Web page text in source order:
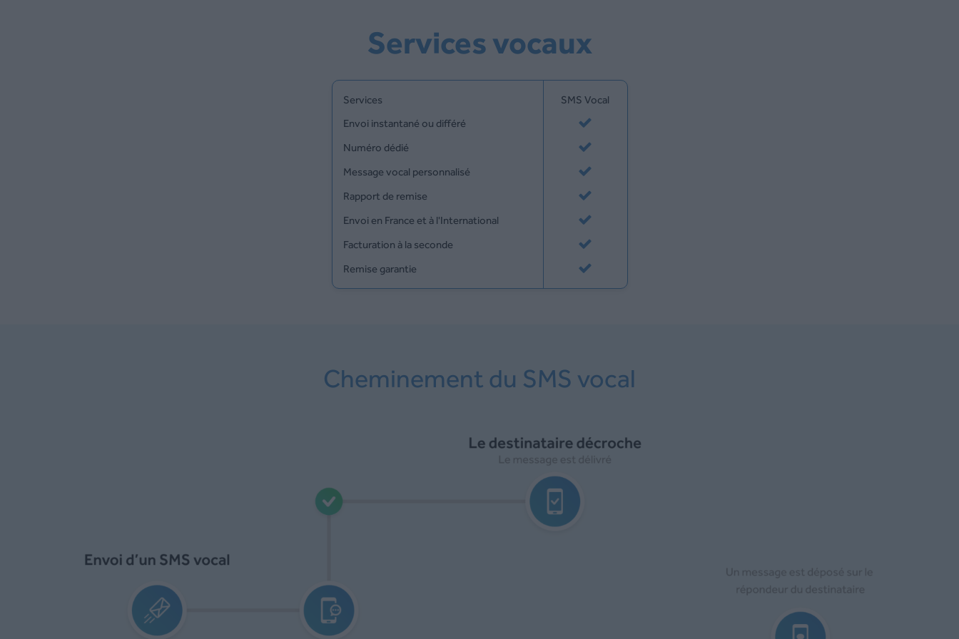
Services vocaux
Services
SMS Vocal
Envoi instantané ou différé
Numéro dédié
Message vocal personnalisé
Rapport de remise
Envoi en France et à l'International
Facturation à la seconde
Remise garantie
Cheminement du SMS vocal